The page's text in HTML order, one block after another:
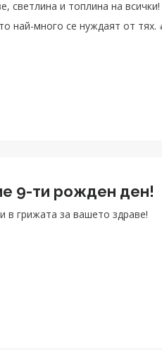
светлина и топлина на
най-много се нуждаят от тях.
9-ти рожден ден!
в грижата за вашето здраве!